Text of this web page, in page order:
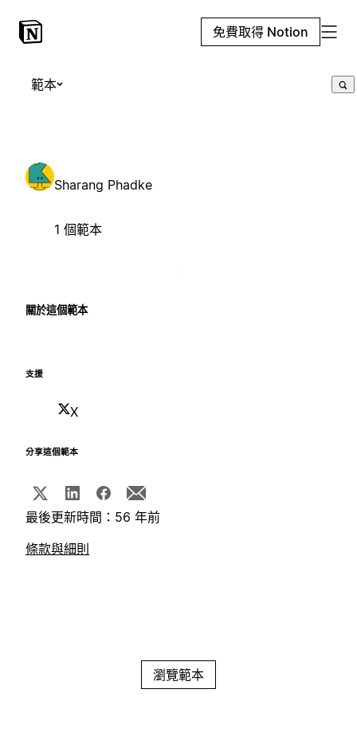
免費取得 Notion
範本
Sharang Phadke
1 個範本
關於這個範本
支援
X
分享這個範本
最後更新時間：56 年前
條款與細則
瀏覽範本